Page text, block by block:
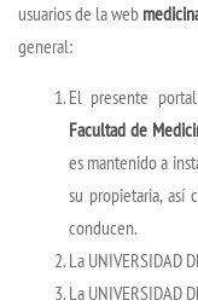
usuarios de la web
general:
El presente
Facultad de
es mantenido a
su propietaria,
conducen.
La UNIVERSIDAD
La UNIVERSIDAD